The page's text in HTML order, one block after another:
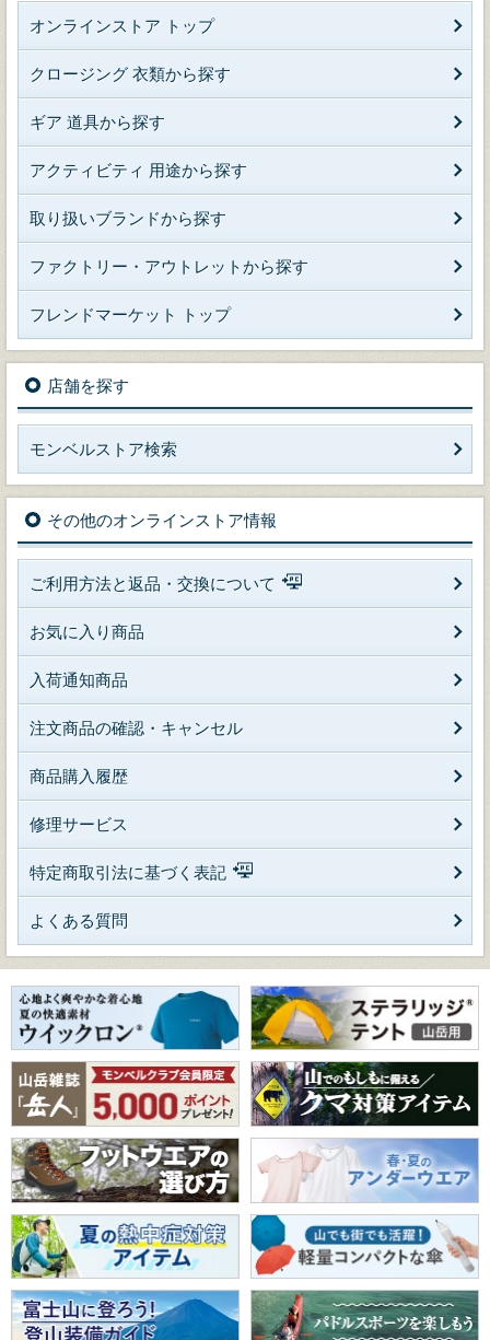
オンラインストア トップ
クロージング 衣類から探す
ギア 道具から探す
アクティビティ 用途から探す
取り扱いブランドから探す
ファクトリー・アウトレットから探す
フレンドマーケット トップ
店舗を探す
モンベルストア検索
その他のオンラインストア情報
ご利用方法と返品・交換について
お気に入り商品
入荷通知商品
注文商品の確認・キャンセル
商品購入履歴
修理サービス
特定商取引法に基づく表記
よくある質問